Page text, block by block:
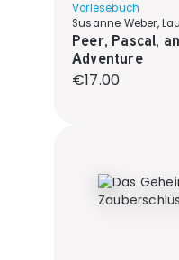
Vorlesebuch
Susanne Weber,
Peer, Pascal,
Adventure
Regular price:
€17.00